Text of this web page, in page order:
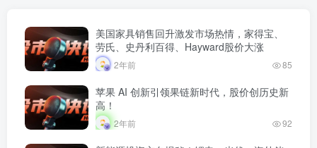
美国家具销售回升激发市场热情，家得宝、
劳氏、史丹利百得、Hayward股价大涨
2年前 85
苹果 AI 创新引领果链新时代，股价创历史新
高！
2年前 92